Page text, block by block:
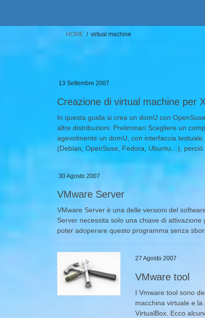
HOME virtual machine
13 Settembre 2007
Creazione di virtual machine per
In questa guida si crea un domU con
altre distribuzioni. Preliminari Scegliere un
agevolmente un domU, con interfaccia
(Debian, OpenSuse, Fedora, Ubuntu…),
30 Agosto 2007
VMware Server
VMware Server è una delle versioni del
Server necessita solo una chiave di
poter adoperare questo programma senza
27 Agosto 2007
VMware tool
I Vmware tool sono
macchina virtuale e
VirtualBox. Ecco